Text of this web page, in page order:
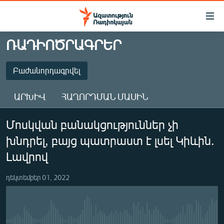
Մատչելիության
Անցնել
հիմնական
բովանդակությանը
Անցնել
մենյուին
Որոնում
ԱԶԱՏՈՒԹՅՈՒՆ TV
ՀԱՅԱՍՏԱՆ
ԸՆՏՐՈՒԹՅՈՒՆՆԵՐ 2026
ԻՐԱՎՈՒՆՔ
ՀԱՍԱՐԱԿՈՒԹՅՈՒՆ
ՏՆՏԵՍՈՒԹՅՈՒՆ
ՂԱՐԱԲԱՂ
ՌԱԴԻՈԾՐԱԳՐԵՐ
Բաժանորդագրվել
Բաժանորդագրվել
ԱՐԽԻՎ ՀԱՂՈՐԴՄԱՆ ՄԱՍԻՆ
Մոսկվան բանակցություններ չի
խնդրել, բայց պատրաստ է լսել Կիևին.
Լավրով
դեկտեմբեր 01, 2022